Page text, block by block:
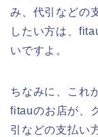
み、代引などの
したい方は、
いですよ。
ちなみに、これ
fitauのお店が、
引などの支払い